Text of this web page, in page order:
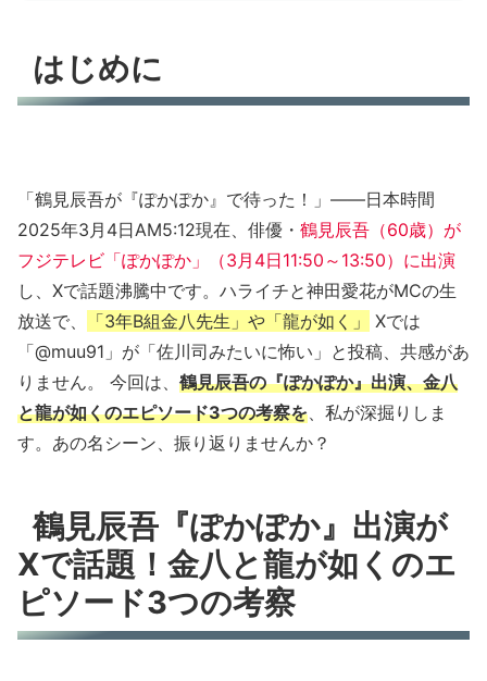
はじめに
「鶴見辰吾が『ぽかぽか』で待った！」——日本時間
2025年3月4日AM5:12現在、俳優・ 鶴見辰吾（60歳）が
フジテレビ「ぽかぽか」（3月4日11:50～13:50）に出演
し、Xで話題沸騰中です。ハライチと神田愛花がMCの生
放送で、
「3年B組金八先生」や「龍が如く」
Xでは
「@muu91」が「佐川司みたいに怖い」と投稿、共感があ
りません。 今回は、 鶴見辰吾の『ぽかぽか』出演、金八
と龍が如くのエピソード3つの考察を、私が深掘りしま
す。あの名シーン、振り返りませんか？
鶴見辰吾『ぽかぽか』出演が
Xで話題！金八と龍が如くのエ
ピソード3つの考察